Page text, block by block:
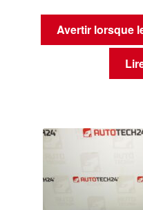
Avertir lorsque